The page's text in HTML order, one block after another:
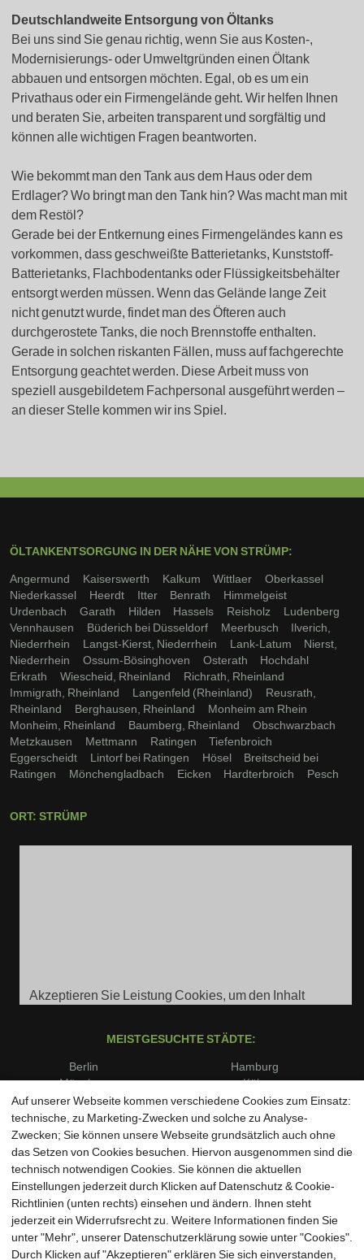
Deutschlandweite Entsorgung von Öltanks
Bei uns sind Sie genau richtig, wenn Sie aus Kosten-,
Modernisierungs- oder Umweltgründen einen Öltank
abbauen und entsorgen möchten. Egal, ob es um ein
Privathaus oder ein Firmengelände geht. Wir helfen Ihnen
und beraten Sie, arbeiten transparent und sorgfältig und
können alle wichtigen Fragen beantworten.
Wie bekommt man den Tank aus dem Haus oder dem
Erdlager? Wo bringt man den Tank hin? Was macht man mit
dem Restöl?
Gerade bei der Entkernung eines Firmengeländes kann es
vorkommen, dass geschweißte Batterietanks, Kunststoff-
Batterietanks, Flachbodentanks oder Flüssigkeitsbehälter
entsorgt werden müssen. Wenn das Gelände lange Zeit
nicht genutzt wurde, findet man des Öfteren auch
durchgerostete Tanks, die noch Brennstoffe enthalten.
Gerade in solchen riskanten Fällen, muss auf fachgerechte
Entsorgung geachtet werden. Diese Arbeit muss von
speziell ausgebildetem Fachpersonal ausgeführt werden –
an dieser Stelle kommen wir ins Spiel.
ÖLTANKENTSORGUNG IN DER NÄHE VON STRÜMP:
Angermund
Kaiserswerth Kalkum Wittlaer
Oberkassel
Niederkassel
Heerdt Itter Benrath
Himmelgeist
Urdenbach
Garath Hilden Hassels Reisholz
Ludenberg
Vennhausen
Büderich bei Düsseldorf Meerbusch
Ilverich,
Niederrhein
Langst-Kierst, Niederrhein Lank-Latum
Nierst,
Niederrhein
Ossum-Bösinghoven Osterath
Hochdahl
Erkrath
Wiescheid, Rheinland
Richrath, Rheinland
Immigrath, Rheinland
Langenfeld (Rheinland)
Reusrath,
Rheinland
Berghausen, Rheinland
Monheim am Rhein
Monheim, Rheinland
Baumberg, Rheinland
Obschwarzbach
Metzkausen
Mettmann Ratingen
Tiefenbroich
Eggerscheidt
Lintorf bei Ratingen Hösel
Breitscheid bei
Ratingen
Mönchengladbach Eicken Hardterbroich Pesch
ORT: STRÜMP
Akzeptieren Sie Leistung Cookies, um den Inhalt
MEISTGESUCHTE STÄDTE:
Berlin
München
Frankfurt am Main
Düsseldorf
Essen
Dresden
Hannover
Duisburg
Wuppertal
Bonn
Hamburg
Köln
Stuttgart
Dortmund
Bremen
Leipzig
Nürnberg
Bochum
Bielefeld
Auf unserer Webseite kommen verschiedene Cookies zum Einsatz:
technische, zu Marketing-Zwecken und solche zu Analyse-
Zwecken; Sie können unsere Webseite grundsätzlich auch ohne
das Setzen von Cookies besuchen. Hiervon ausgenommen sind die
technisch notwendigen Cookies. Sie können die aktuellen
Einstellungen jederzeit durch Klicken auf Datenschutz & Cookie-
Richtlinien (unten rechts) einsehen und ändern. Ihnen steht
jederzeit ein Widerrufsrecht zu. Weitere Informationen finden Sie
unter "Mehr", unserer Datenschutzerklärung sowie unter "Cookies".
Durch Klicken auf "Akzeptieren" erklären Sie sich einverstanden,